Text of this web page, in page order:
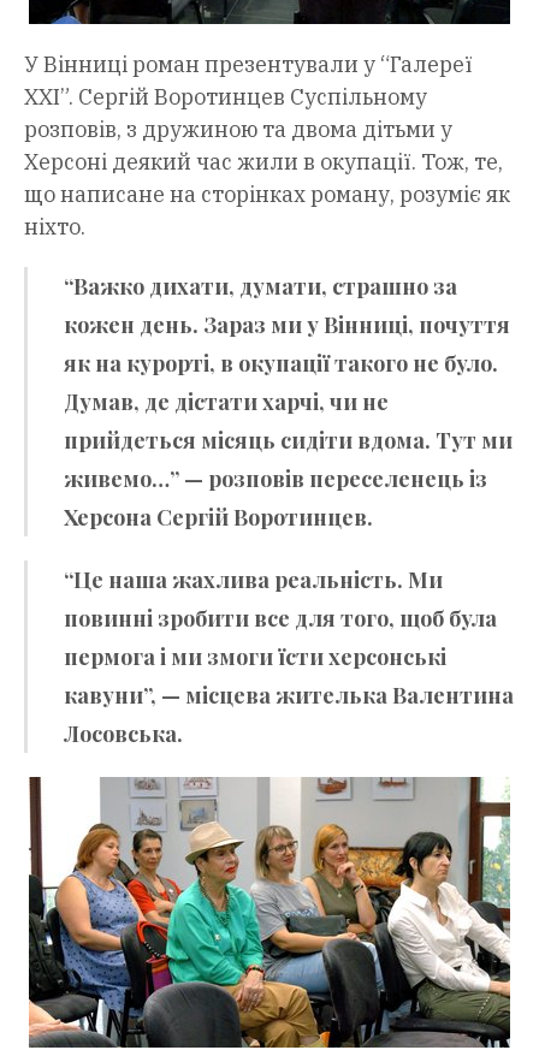
У Вінниці роман презентували у “Галереї
ХХІ”. Сергій Воротинцев Суспільному
розповів, з дружиною та двома дітьми у
Херсоні деякий час жили в окупації. Тож, те,
що написане на сторінках роману, розуміє як
ніхто.
“Важко дихати, думати, страшно за
кожен день. Зараз ми у Вінниці, почуття
як на курорті, в окупації такого не було.
Думав, де дістати харчі, чи не
прийдеться місяць сидіти вдома. Тут ми
живемо…” — розповів переселенець із
Херсона Сергій Воротинцев.
“Це наша жахлива реальність. Ми
повинні зробити все для того, щоб була
пермога і ми змоги їсти херсонські
кавуни”, — місцева жителька Валентина
Лосовська.